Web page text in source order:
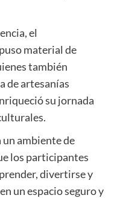
el
material de
también
de artesanías
su jornada
ambiente de
los participantes
divertirse y
un espacio seguro y